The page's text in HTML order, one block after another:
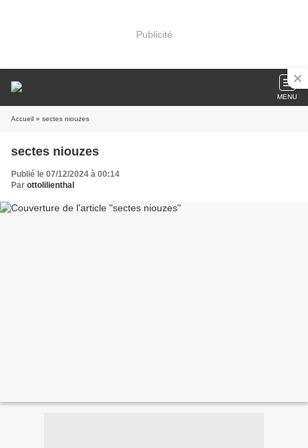
Publicité
MENU
Accueil » sectes niouzes
sectes niouzes
Publié le 07/12/2024 à 00:14
Par ottolilienthal